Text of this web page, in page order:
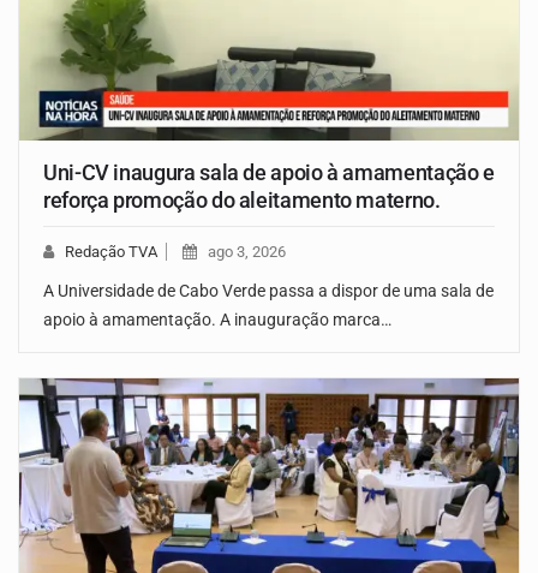
Uni-CV inaugura sala de apoio à amamentação e
reforça promoção do aleitamento materno.
Redação TVA ago 3, 2026
A Universidade de Cabo Verde passa a dispor de uma sala de
apoio à amamentação. A inauguração marca…